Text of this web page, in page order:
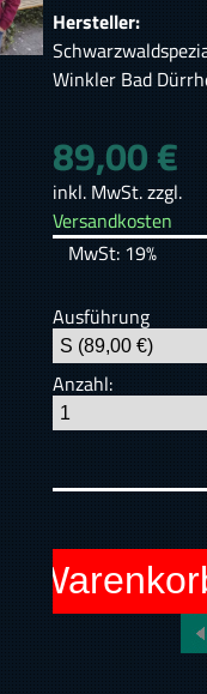
Hersteller:
Winkler Bad
89,00 €
inkl. MwSt. zzgl.
Versandkosten
MwSt: 19%
Ausführung
Anzahl: